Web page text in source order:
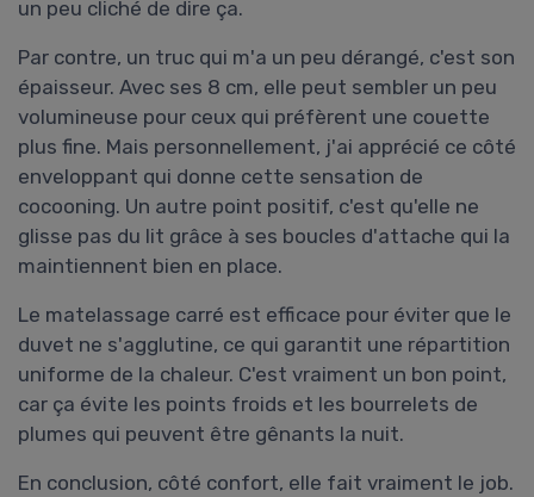
un peu cliché de dire ça.
Par contre, un truc qui m'a un peu dérangé, c'est son
épaisseur. Avec ses 8 cm, elle peut sembler un peu
volumineuse pour ceux qui préfèrent une couette
plus fine. Mais personnellement, j'ai apprécié ce côté
enveloppant qui donne cette sensation de
cocooning. Un autre point positif, c'est qu'elle ne
glisse pas du lit grâce à ses boucles d'attache qui la
maintiennent bien en place.
Le matelassage carré est efficace pour éviter que le
duvet ne s'agglutine, ce qui garantit une répartition
uniforme de la chaleur. C'est vraiment un bon point,
car ça évite les points froids et les bourrelets de
plumes qui peuvent être gênants la nuit.
En conclusion, côté confort, elle fait vraiment le job.